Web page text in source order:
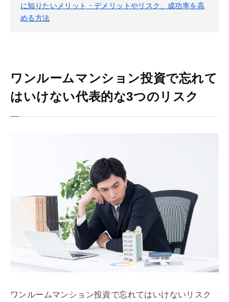
に知りたいメリット・デメリットやリスク、成功率を高
める方法
ワンルームマンション投資で忘れて
はいけない代表的な3つのリスク
ワンルームマンション投資で忘れてはいけないリスク